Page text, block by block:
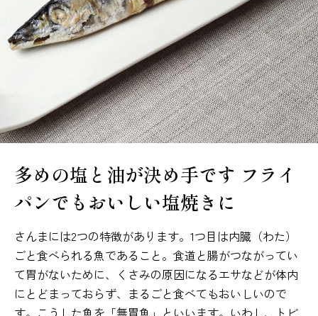
多めの塩と油が決め手です フライ
パンでもおいしい塩焼きに
さんまには2つの特徴があります。1つ目は内臓（わた）
ごと食べられる魚であること。食道と腸がつながってい
て胃がないために、くさみの原因になるエサなどが体内
にとどまっておらず、まるごと食べてもおいしいので
す。こうした魚を「無胃魚」といいます。いわし、トビ